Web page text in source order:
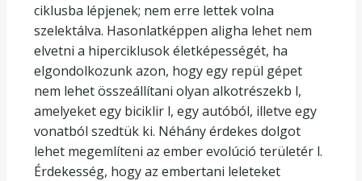
ciklusba lépjenek; nem erre lettek volna
szelektálva. Hasonlatképpen aligha lehet nem
elvetni a hiperciklusok életképességét, ha
elgondolkozunk azon, hogy egy repül gépet
nem lehet összeállítani olyan alkotrészekb l,
amelyeket egy biciklir l, egy autóból, illetve egy
vonatból szedtük ki. Néhány érdekes dolgot
lehet megemlíteni az ember evolúció területér l.
Érdekesség, hogy az embertani leleteket